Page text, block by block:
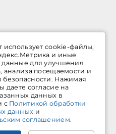
пола
обработки персональных
использует cookie-файлы,
и иные
данные для улучшения
анализа посещаемости и
безопасности. Нажимая
даете согласие на
данных в
с Политикой обработки
данных и
соглашением.